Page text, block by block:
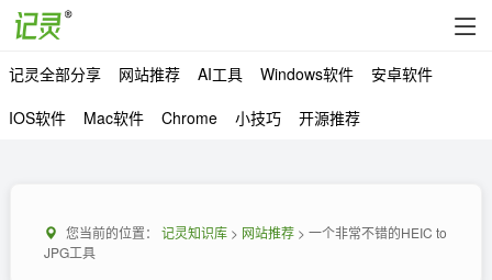
记灵全部分享 网站推荐 AI工具 Windows软件
安卓软件
IOS软件
Mac软件 Chrome 小技巧 开源推荐
您当前的位置： 记灵知识库> 网站推荐> 一个非常不错的HEIC to
JPG工具